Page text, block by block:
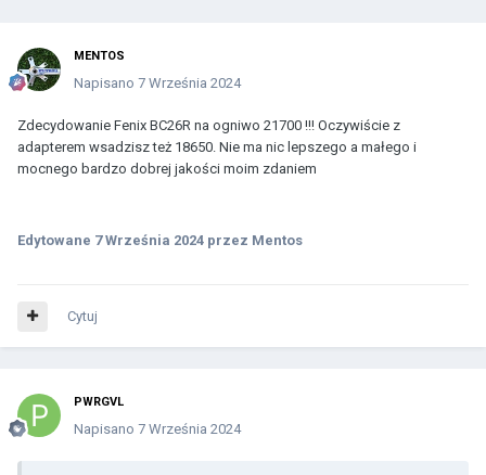
MENTOS
Napisano 7 Września 2024
Zdecydowanie Fenix BC26R na ogniwo 21700 !!! Oczywiście z
adapterem wsadzisz też 18650. Nie ma nic lepszego a małego i
mocnego bardzo dobrej jakości moim zdaniem
Edytowane 7 Września 2024 przez Mentos
Cytuj
PWRGVL
Napisano 7 Września 2024